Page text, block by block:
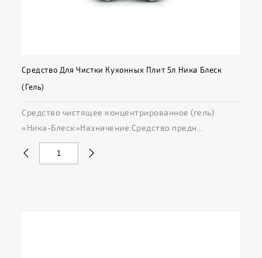
Средство Для Чистки Кухонных Плит 5л Ника Блеск
(гель)
Средство чистящее концентрированное (гель)
«Ника-Блеск»Назначение:Средство предн...